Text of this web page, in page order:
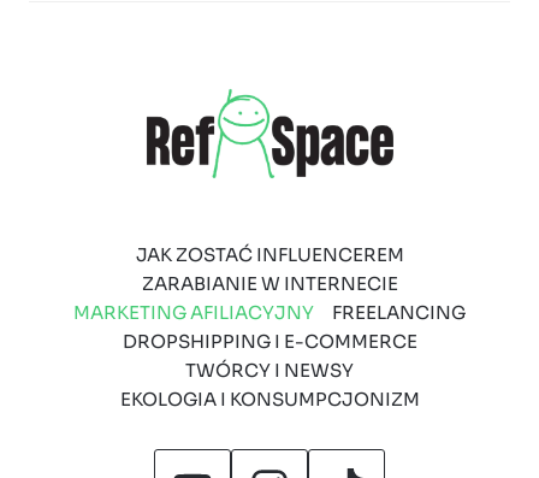
JAK ZOSTAĆ INFLUENCEREM
ZARABIANIE W INTERNECIE
MARKETING AFILIACYJNY
FREELANCING
DROPSHIPPING I E-COMMERCE
TWÓRCY I NEWSY
EKOLOGIA I KONSUMPCJONIZM